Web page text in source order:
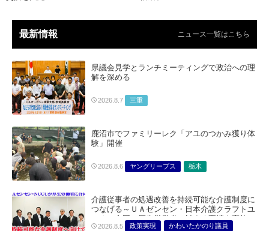
最新情報 ニュース一覧はこちら
県議会見学とランチミーティングで政治への理
解を深める
2026.8.7 三重
鹿沼市でファミリーレク「アユのつかみ獲り体
験」開催
2026.8.6 ヤングリーブス 栃木
介護従事者の処遇改善を持続可能な介護制度に
つなげる～ＵＡゼンセン・日本介護クラフトユ
ニオン合同で厚生労働省に対する要請を実施～
2026.8.5 政策実現
かわいたかのり議員